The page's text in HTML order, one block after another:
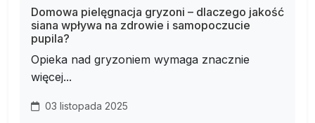
Domowa pielęgnacja gryzoni – dlaczego jakość
siana wpływa na zdrowie i samopoczucie
pupila?
Opieka nad gryzoniem wymaga znacznie
więcej...
03 listopada 2025